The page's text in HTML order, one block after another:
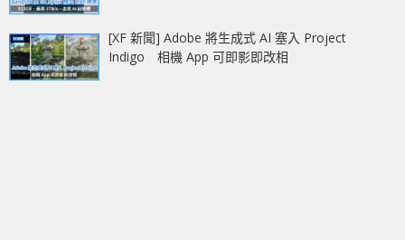
[XF 新聞] Adobe 將生成式 AI 塞入 Project
Indigo 相機 App 可即影即改相